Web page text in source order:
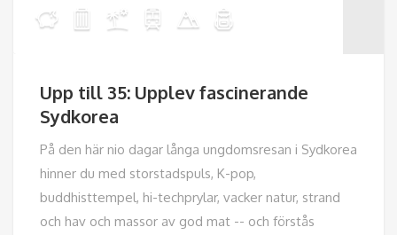
Upp till 35: Upplev fascinerande
Sydkorea
På den här nio dagar långa ungdomsresan i Sydkorea
hinner du med storstadspuls, K-pop,
buddhisttempel, hi-techprylar, vacker natur, strand
och hav och massor av god mat -- och förstås